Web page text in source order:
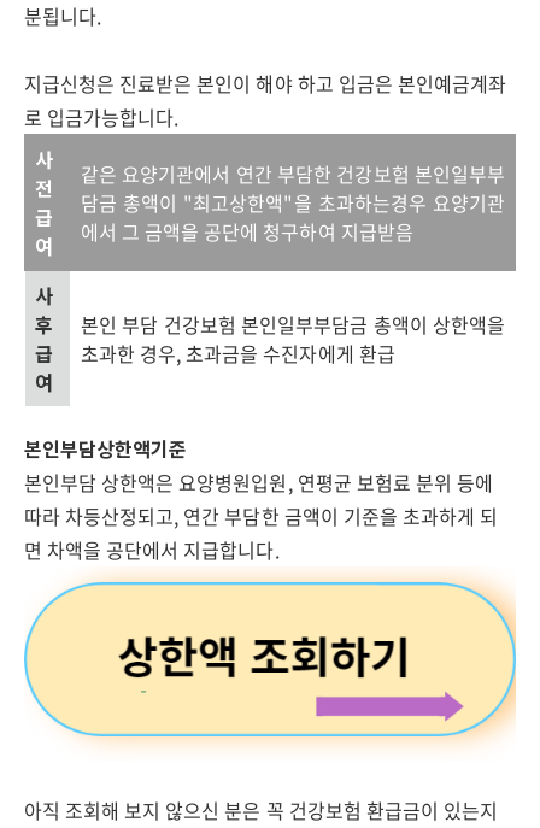
분됩니다.
지급신청은 진료받은 본인이 해야 하고 입금은 본인예금계좌
로 입금가능합니다.
사
전
급
여
같은 요양기관에서 연간 부담한 건강보험 본인일부부
담금 총액이 "최고상한액"을 초과하는경우 요양기관
에서 그 금액을 공단에 청구하여 지급받음
사
후
급
여
본인 부담 건강보험 본인일부부담금 총액이 상한액을
초과한 경우, 초과금을 수진자에게 환급
본인부담상한액기준
본인부담 상한액은 요양병원입원, 연평균 보험료 분위 등에
따라 차등산정되고, 연간 부담한 금액이 기준을 초과하게 되
면 차액을 공단에서 지급합니다.
아직 조회해 보지 않으신 분은 꼭 건강보험 환급금이 있는지